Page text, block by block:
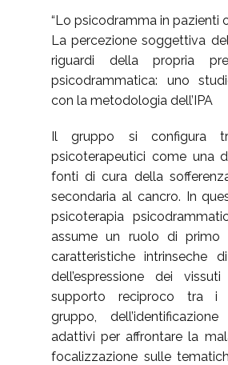
“Lo psicodramma in pazienti
La percezione soggettiva
riguardi della propria
psicodrammatica: uno
con la metodologia dell’IPA
Il gruppo si configura
psicoterapeutici come una
fonti di cura della
secondaria al cancro. In
psicoterapia
assume un ruolo di primo
caratteristiche intrinseche
dell’espressione dei
supporto reciproco tra i
gruppo,
adattivi per affrontare la
focalizzazione sulle